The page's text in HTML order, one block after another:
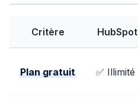
Critère HubSpot
Plan gratuit ✅ Illimité